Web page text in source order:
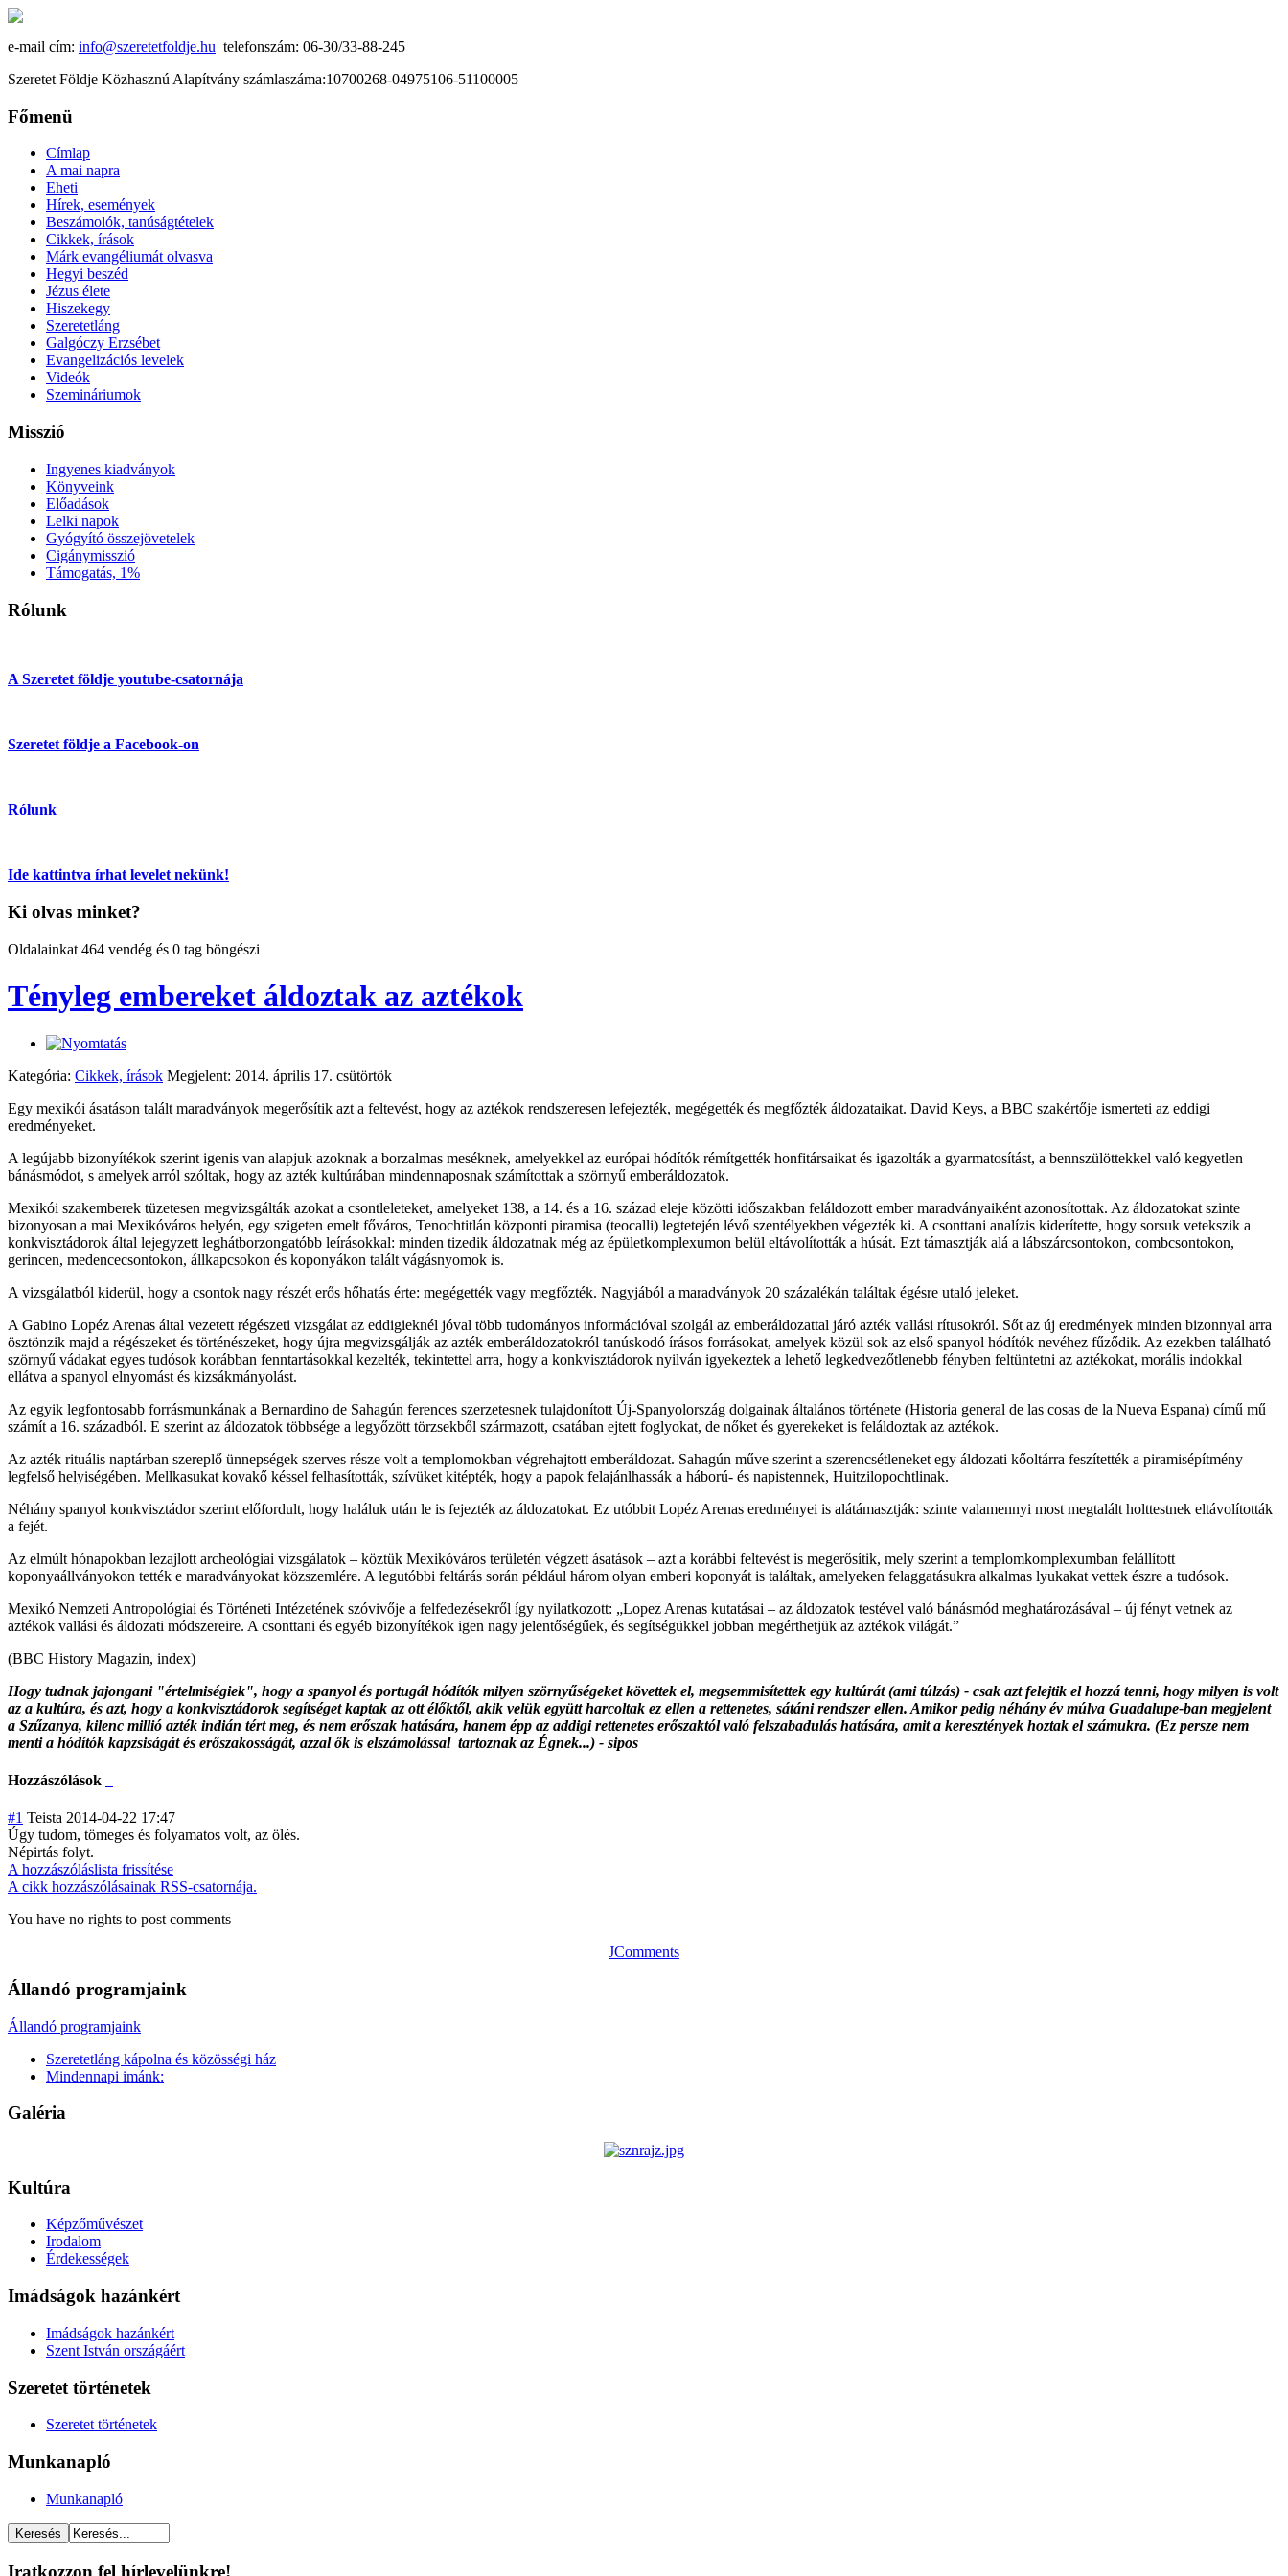
e-mail cím: info@szeretetfoldje.hu telefonszám: 06-30/33-88-245
Szeretet Földje Közhasznú Alapítvány számlaszáma:10700268-04975106-51100005
Főmenü
Címlap
A mai napra
Eheti
Hírek, események
Beszámolók, tanúságtételek
Cikkek, írások
Márk evangéliumát olvasva
Hegyi beszéd
Jézus élete
Hiszekegy
Szeretetláng
Galgóczy Erzsébet
Evangelizációs levelek
Videók
Szemináriumok
Misszió
Ingyenes kiadványok
Könyveink
Előadások
Lelki napok
Gyógyító összejövetelek
Cigánymisszió
Támogatás, 1%
Rólunk
A Szeretet földje youtube-csatornája
Szeretet földje a Facebook-on
Rólunk
Ide kattintva írhat levelet nekünk!
Ki olvas minket?
Oldalainkat 464 vendég és 0 tag böngészi
Tényleg embereket áldoztak az aztékok
Kategória: Cikkek, írások Megjelent: 2014. április 17. csütörtök
Egy mexikói ásatáson talált maradványok megerősítik azt a feltevést, hogy az aztékok rendszeresen lefejezték, megégették és megfőzték áldozataikat. David Keys, a BBC szakértője ismerteti az eddigi
eredményeket.
A legújabb bizonyítékok szerint igenis van alapjuk azoknak a borzalmas meséknek, amelyekkel az európai hódítók rémítgették honfitársaikat és igazolták a gyarmatosítást, a bennszülöttekkel való kegyetlen
bánásmódot, s amelyek arról szóltak, hogy az azték kultúrában mindennaposnak számítottak a szörnyű emberáldozatok.
Mexikói szakemberek tüzetesen megvizsgálták azokat a csontleleteket, amelyeket 138, a 14. és a 16. század eleje közötti időszakban feláldozott ember maradványaiként azonosítottak. Az áldozatokat szinte
bizonyosan a mai Mexikóváros helyén, egy szigeten emelt főváros, Tenochtitlán központi piramisa (teocalli) legtetején lévő szentélyekben végezték ki. A csonttani analízis kiderítette, hogy sorsuk vetekszik a
konkvisztádorok által lejegyzett leghátborzongatóbb leírásokkal: minden tizedik áldozatnak még az épületkomplexumon belül eltávolították a húsát. Ezt támasztják alá a lábszárcsontokon, combcsontokon,
gerincen, medencecsontokon, állkapcsokon és koponyákon talált vágásnyomok is.
A vizsgálatból kiderül, hogy a csontok nagy részét erős hőhatás érte: megégették vagy megfőzték. Nagyjából a maradványok 20 százalékán találtak égésre utaló jeleket.
A Gabino Lopéz Arenas által vezetett régészeti vizsgálat az eddigieknél jóval több tudományos információval szolgál az emberáldozattal járó azték vallási rítusokról. Sőt az új eredmények minden bizonnyal arra
ösztönzik majd a régészeket és történészeket, hogy újra megvizsgálják az azték emberáldozatokról tanúskodó írásos forrásokat, amelyek közül sok az első spanyol hódítók nevéhez fűződik. Az ezekben található
szörnyű vádakat egyes tudósok korábban fenntartásokkal kezelték, tekintettel arra, hogy a konkvisztádorok nyilván igyekeztek a lehető legkedvezőtlenebb fényben feltüntetni az aztékokat, morális indokkal
ellátva a spanyol elnyomást és kizsákmányolást.
Az egyik legfontosabb forrásmunkának a Bernardino de Sahagún ferences szerzetesnek tulajdonított Új-Spanyolország dolgainak általános története (Historia general de las cosas de la Nueva Espana) című mű
számít a 16. századból. E szerint az áldozatok többsége a legyőzött törzsekből származott, csatában ejtett foglyokat, de nőket és gyerekeket is feláldoztak az aztékok.
Az azték rituális naptárban szereplő ünnepségek szerves része volt a templomokban végrehajtott emberáldozat. Sahagún műve szerint a szerencsétleneket egy áldozati kőoltárra feszítették a piramisépítmény
legfelső helyiségében. Mellkasukat kovakő késsel felhasították, szívüket kitépték, hogy a papok felajánlhassák a háború- és napistennek, Huitzilopochtlinak.
Néhány spanyol konkvisztádor szerint előfordult, hogy haláluk után le is fejezték az áldozatokat. Ez utóbbit Lopéz Arenas eredményei is alátámasztják: szinte valamennyi most megtalált holttestnek eltávolították
a fejét.
Az elmúlt hónapokban lezajlott archeológiai vizsgálatok – köztük Mexikóváros területén végzett ásatások – azt a korábbi feltevést is megerősítik, mely szerint a templomkomplexumban felállított
koponyaállványokon tették e maradványokat közszemlére. A legutóbbi feltárás során például három olyan emberi koponyát is találtak, amelyeken felaggatásukra alkalmas lyukakat vettek észre a tudósok.
Mexikó Nemzeti Antropológiai és Történeti Intézetének szóvivője a felfedezésekről így nyilatkozott: „Lopez Arenas kutatásai – az áldozatok testével való bánásmód meghatározásával – új fényt vetnek az
aztékok vallási és áldozati módszereire. A csonttani és egyéb bizonyítékok igen nagy jelentőségűek, és segítségükkel jobban megérthetjük az aztékok világát.”
(BBC History Magazin, index)
Hogy tudnak jajongani "értelmiségiek", hogy a spanyol és portugál hódítók milyen szörnyűségeket követtek el, megsemmisítettek egy kultúrát (ami túlzás) - csak azt felejtik el hozzá tenni, hogy milyen is volt
az a kultúra, és azt, hogy a konkvisztádorok segítséget kaptak az ott élőktől, akik velük együtt harcoltak ez ellen a rettenetes, sátáni rendszer ellen. Amikor pedig néhány év múlva Guadalupe-ban megjelent
a Szűzanya, kilenc millió azték indián tért meg, és nem erőszak hatására, hanem épp az addigi rettenetes erőszaktól való felszabadulás hatására, amit a keresztények hoztak el számukra. (Ez persze nem
menti a hódítók kapzsiságát és erőszakosságát, azzal ők is elszámolással tartoznak az Égnek...) - sipos
Hozzászólások
#1 Teista 2014-04-22 17:47
Úgy tudom, tömeges és folyamatos volt, az ölés.
Népirtás folyt.
A hozzászóláslista frissítése
A cikk hozzászólásainak RSS-csatornája.
You have no rights to post comments
JComments
Állandó programjaink
Állandó programjaink
Szeretetláng kápolna és közösségi ház
Mindennapi imánk:
Galéria
Kultúra
Képzőművészet
Irodalom
Érdekességek
Imádságok hazánkért
Imádságok hazánkért
Szent István országáért
Szeretet történetek
Szeretet történetek
Munkanapló
Munkanapló
Iratkozzon fel hírlevelünkre!